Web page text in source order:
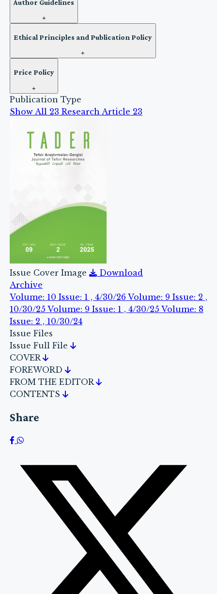
Author Guidelines
+
Ethical Principles and Publication Policy
+
Price Policy
+
Publication Type
Show All 23 Research Article 23
Issue Cover Image
Download
Archive
Volume: 10 Issue: 1 , 4/30/26 Volume: 9 Issue: 2 ,
10/30/25 Volume: 9 Issue: 1 , 4/30/25 Volume: 8
Issue: 2 , 10/30/24
Issue Files
Issue Full File
COVER
FOREWORD
FROM THE EDITOR
CONTENTS
Share